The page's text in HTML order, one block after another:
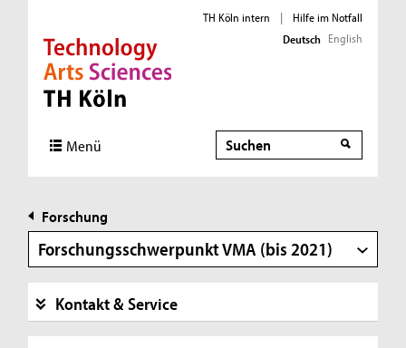
Direkt zur Hauptnavigation
Direkt zur Subnavigation
Direkt zum Inhalt
Direkt zum Fußbereich
TH Köln intern |
Hilfe im Notfall
Deutsch English
Menü Suche
Suche
Forschung
Forschungsschwerpunkt VMA (bis 2021)
Kontakt & Service